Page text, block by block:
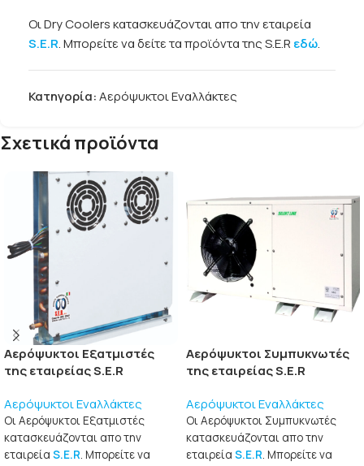
Οι Dry Coolers κατασκευάζονται απο την εταιρεία
S.E.R. Μπορείτε να δείτε τα προϊόντα της S.E.R εδώ.
Κατηγορία:Αερόψυκτοι Εναλλάκτες
Σχετικά προϊόντα
Αερόψυκτοι Εξατμιστές
της εταιρείας S.E.R
Αερόψυκτοι Εναλλάκτες
Οι Αερόψυκτοι Εξατμιστές
κατασκευάζονται απο την
εταιρεία S.E.R . Μπορείτε να
Αερόψυκτοι Συμπυκνωτές
της εταιρείας S.E.R
Αερόψυκτοι Εναλλάκτες
Οι Αερόψυκτοι Συμπυκνωτές
κατασκευάζονται απο την
εταιρεία S.E.R . Μπορείτε να